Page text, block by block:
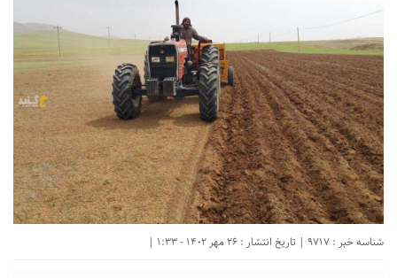
شناسه خبر : 9717 | تاریخ انتشار : 26 مهر 1402 - 1:33 |